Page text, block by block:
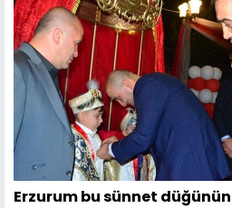
Erzurum bu sünnet